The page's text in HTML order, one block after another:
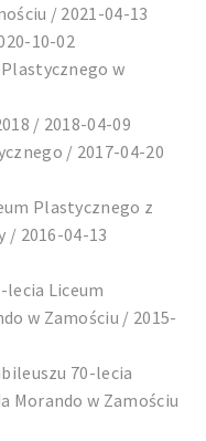
/ 2021-04-13
10-02
w
/ 2018-04-09
/ 2017-04-20
Plastycznego z
/ 2016-04-13
lecia Liceum
w Zamościu / 2015-
70-lecia
Morando w Zamościu